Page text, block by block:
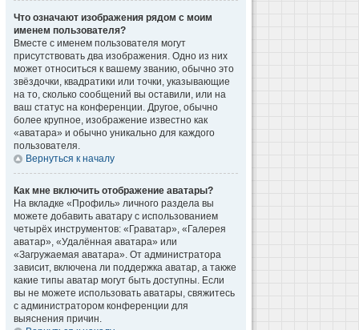
Что означают изображения рядом с моим
именем пользователя?
Вместе с именем пользователя могут
присутствовать два изображения. Одно из них
может относиться к вашему званию, обычно это
звёздочки, квадратики или точки, указывающие
на то, сколько сообщений вы оставили, или на
ваш статус на конференции. Другое, обычно
более крупное, изображение известно как
«аватара» и обычно уникально для каждого
пользователя.
Вернуться к началу
Как мне включить отображение аватары?
На вкладке «Профиль» личного раздела вы
можете добавить аватару с использованием
четырёх инструментов: «Граватар», «Галерея
аватар», «Удалённая аватара» или
«Загружаемая аватара». От администратора
зависит, включена ли поддержка аватар, а также
какие типы аватар могут быть доступны. Если
вы не можете использовать аватары, свяжитесь
с администратором конференции для
выяснения причин.